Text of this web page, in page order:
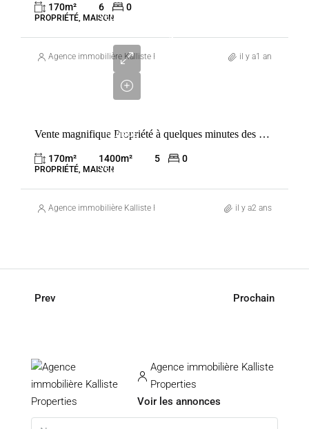
VECCHIO
170m² 6 0
PROPRIÉTÉ, MAISON
Agence immobilière Kalliste Properties il y a1 an
FRANCE
VECCHIO
1
Vente magnifique Propriété à quelques minutes des plages Cala Rossa et Saint Cyprien
170m² 1400m² 5 0
PROPRIÉTÉ, MAISON
Agence immobilière Kalliste Properties il y a2 ans
Prev Prochain
Agence immobilière Kalliste
Properties
Voir les annonces